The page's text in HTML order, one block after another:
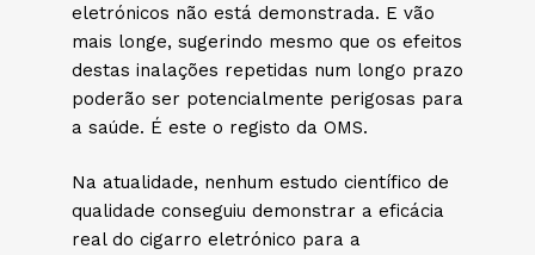
eletrónicos não está demonstrada. E vão
mais longe, sugerindo mesmo que os efeitos
destas inalações repetidas num longo prazo
poderão ser potencialmente perigosas para
a saúde. É este o registo da OMS.
Na atualidade, nenhum estudo científico de
qualidade conseguiu demonstrar a eficácia
real do cigarro eletrónico para a